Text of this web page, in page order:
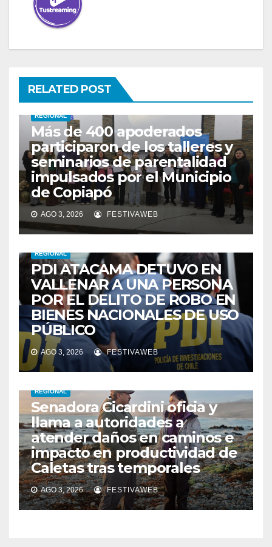
RELATED POST
REGIONAL
Más de 400 apoderados
participaron de los talleres y
seminarios de parentalidad
impulsados por el Municipio
de Copiapó
AGO 3, 2026 FESTIVAWEB
REGIONAL
PDI ATACAMA DETUVO EN
VALLENAR A UNA PERSONA
POR EL DELITO DE ROBO EN
BIENES NACIONALES DE USO
PÚBLICO
AGO 3, 2026 FESTIVAWEB
REGIONAL
Senadora Cicardini oficia y
llama a autoridades a
atender daños en caminos e
impacto en productividad de
Caletas tras temporales
AGO 3, 2026 FESTIVAWEB